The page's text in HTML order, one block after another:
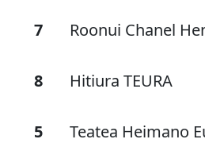
7 Roonui Chanel
8 Hitiura TEURA
5 Teatea Heimano